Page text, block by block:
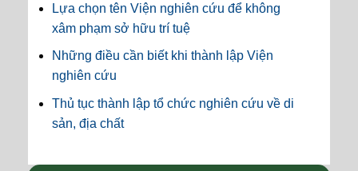
Lựa chọn tên Viện nghiên cứu để không
xâm phạm sở hữu trí tuệ
Những điều cần biết khi thành lập Viện
nghiên cứu
Thủ tục thành lập tổ chức nghiên cứu về di
sản, địa chất